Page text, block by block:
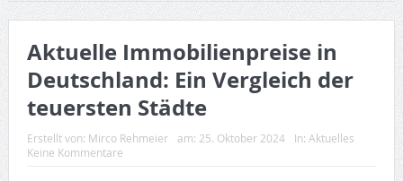
Aktuelle Immobilienpreise in
Deutschland: Ein Vergleich der
teuersten Städte
Erstellt von: Mirco Rehmeier am: 25. Oktober 2024 In: Aktuelles
Keine Kommentare